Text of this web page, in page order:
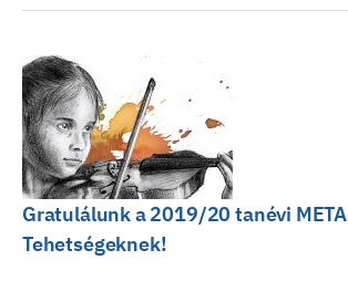
Gratulálunk a 2019/20 tanévi META
Tehetségeknek!